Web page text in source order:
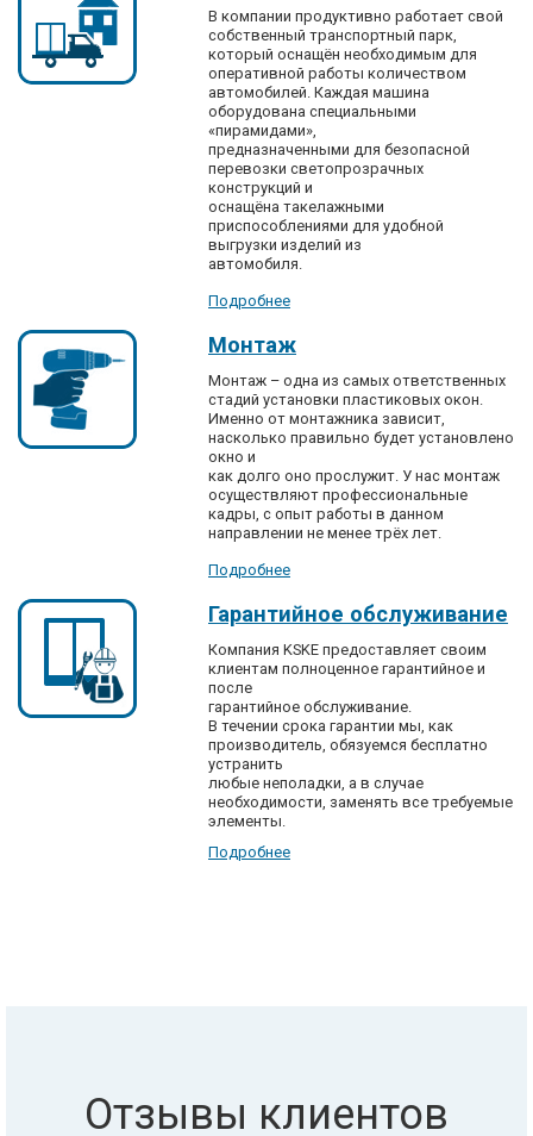
В компании продуктивно работает свой
собственный транспортный парк,
который оснащён необходимым для
оперативной работы количеством
автомобилей. Каждая машина
оборудована специальными
«пирамидами»,
предназначенными для безопасной
перевозки светопрозрачных
конструкций и
оснащёна такелажными
приспособлениями для удобной
выгрузки изделий из
автомобиля.
Подробнее
Монтаж
Монтаж – одна из самых ответственных
стадий установки пластиковых окон.
Именно от монтажника зависит,
насколько правильно будет установлено
окно и
как долго оно прослужит. У нас монтаж
осуществляют профессиональные
кадры, с опыт работы в данном
направлении не менее трёх лет.
Подробнее
Гарантийное обслуживание
Компания KSKE предоставляет своим
клиентам полноценное гарантийное и
после
гарантийное обслуживание.
В течении срока гарантии мы, как
производитель, обязуемся бесплатно
устранить
любые неполадки, а в случае
необходимости, заменять все требуемые
элементы.
Подробнее
Отзывы клиентов